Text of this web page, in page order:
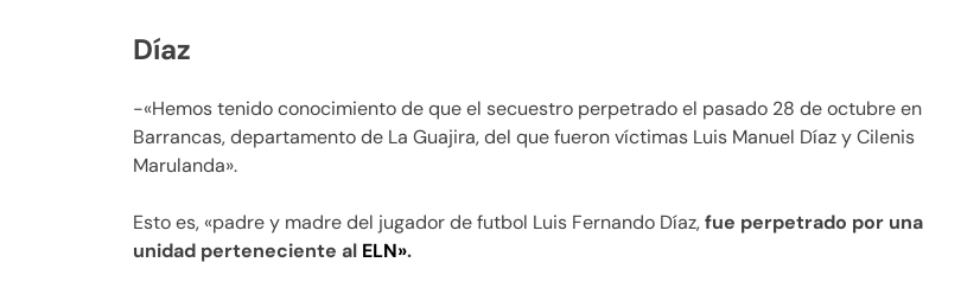
Díaz
-«Hemos tenido conocimiento de que el secuestro perpetrado el pasado 28 de octubre en
Barrancas, departamento de La Guajira, del que fueron víctimas Luis Manuel Díaz y Cilenis
Marulanda».
Esto es, «padre y madre del jugador de futbol Luis Fernando Díaz,fue perpetrado por una
unidad perteneciente al ELN».